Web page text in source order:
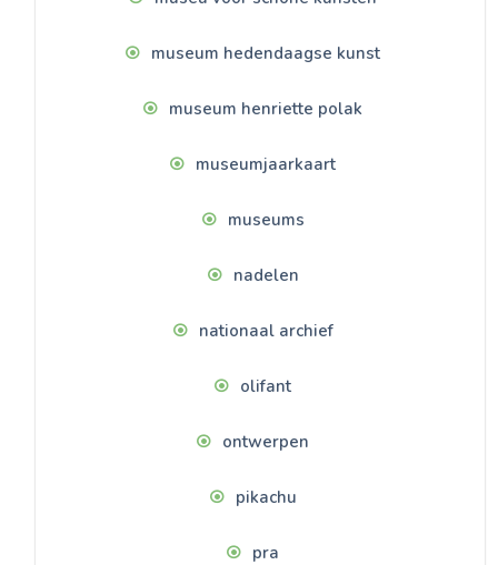
museum hedendaagse kunst
museum henriette polak
museumjaarkaart
museums
nadelen
nationaal archief
olifant
ontwerpen
pikachu
pra